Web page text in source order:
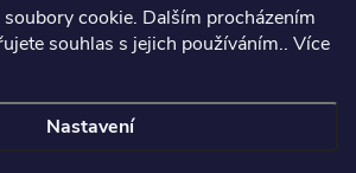
cookie. Dalším procházením
souhlas s jejich používáním.. Více
Nastavení
platby